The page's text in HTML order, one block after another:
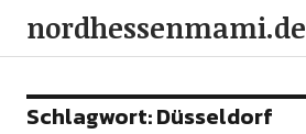
nordhessenmami.de
Schlagwort:Düsseldorf